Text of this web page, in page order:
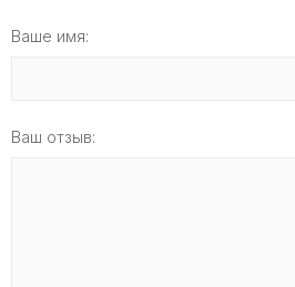
Ваше имя:
Ваш отзыв: